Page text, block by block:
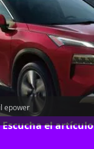
epower
Escucha el artículo